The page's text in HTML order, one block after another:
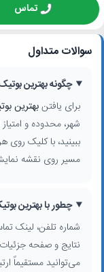
تماس
سوالات متداول
چگونه بهترین
برای یافتنبهترین
شهر، محدوده و
ببینید، با کلیک
مسیر روی نقشه
چطور با بهترین
شماره تلفن، لینک
نتایج و صفحه
می‌توانید مستقیماً